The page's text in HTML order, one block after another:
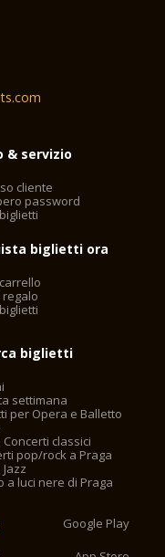
& servizio
cliente
password
biglietti ora
regalo
biglietti
settimana
per Opera e Balletto
Concerti classici
pop/rock a Praga
a luci nere di Praga